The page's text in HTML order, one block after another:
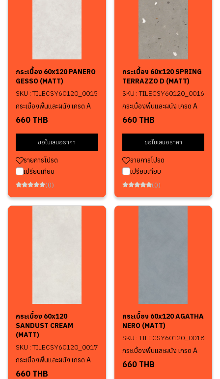
กระเบื้อง 60x120 PANERO
GESSO (MATT)
SKU : TILECSY60120_0015
กระเบื้องพื้นและผนัง เกรด A
660 THB
ขอใบเสนอราคา
รายการโปรด
เปรียบเทียบ
(0)
กระเบื้อง 60x120 SPRING
TERRAZZO D (MATT)
SKU : TILECSY60120_0016
กระเบื้องพื้นและผนัง เกรด A
660 THB
ขอใบเสนอราคา
รายการโปรด
เปรียบเทียบ
(0)
กระเบื้อง 60x120
SANDUST CREAM
(MATT)
SKU : TILECSY60120_0017
กระเบื้องพื้นและผนัง เกรด A
660 THB
กระเบื้อง 60x120 AGATHA
NERO (MATT)
SKU : TILECSY60120_0018
กระเบื้องพื้นและผนัง เกรด A
660 THB